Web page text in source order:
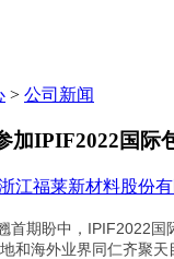
> 公司新闻
加IPIF2022国际
江福莱新材料股份有
首期盼中，IPIF2022国
和海外业界同仁齐聚天